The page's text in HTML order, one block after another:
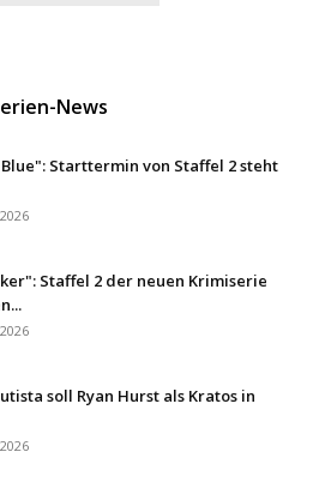
News
Starttermin von Staffel 2 steht
Staffel 2 der neuen Krimiserie
soll Ryan Hurst als Kratos in